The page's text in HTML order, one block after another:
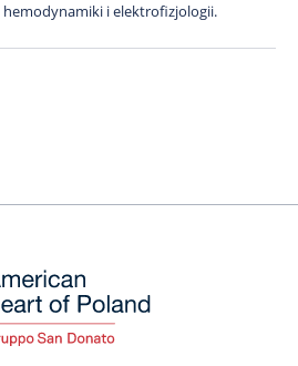
hemodynamiki i elektrofizjologii.